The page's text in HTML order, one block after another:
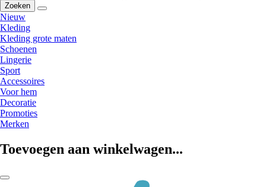
Zoeken
Nieuw
Kleding
Kleding grote maten
Schoenen
Lingerie
Sport
Accessoires
Voor hem
Decoratie
Promoties
Merken
Toevoegen aan winkelwagen...